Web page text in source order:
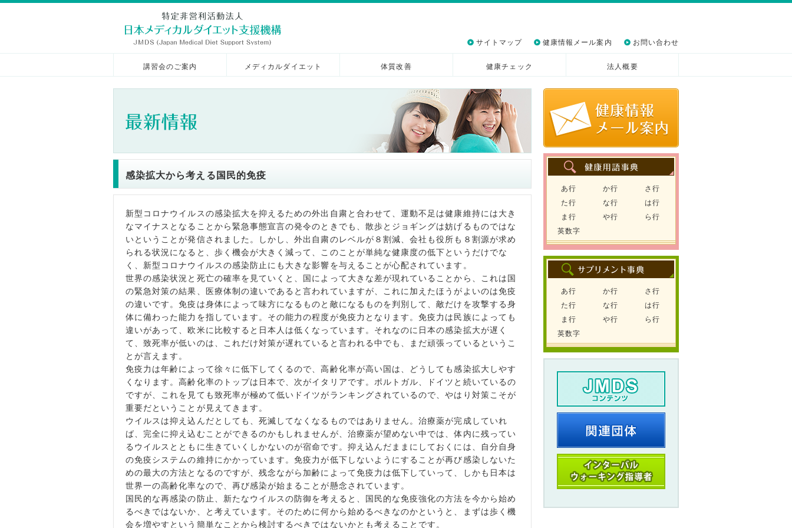
サイトマップ 健康情報メール案内 お問い合わせ
講習会のご案内 メディカルダイエット 体質改善 健康チェック 法人概要
感染拡大から考える国民的免疫
新型コロナウイルスの感染拡大を抑えるための外出自粛と合わせて、運動不足は健康維持には大き
なマイナスとなることから緊急事態宣言の発令のときでも、散歩とジョギングは妨げるものではな
いということが発信されました。しかし、外出自粛のレベルが８割減、会社も役所も８割源が求め
られる状況になると、歩く機会が大きく減って、このことが単純な健康度の低下というだけでな
く、新型コロナウイルスの感染防止にも大きな影響を与えることが心配されています。
世界の感染状況と死亡の確率を見ていくと、国によって大きな差が現れていることから、これは国
の緊急対策の結果、医療体制の違いであると言われていますが、これに加えたほうがよいのは免疫
の違いです。免疫は身体によって味方になるものと敵になるものを判別して、敵だけを攻撃する身
体に備わった能力を指しています。その能力の程度が免疫力となります。免疫力は民族によっても
違いがあって、欧米に比較すると日本人は低くなっています。それなのに日本の感染拡大が遅く
て、致死率が低いのは、これだけ対策が遅れていると言われる中でも、まだ頑張っているというこ
とが言えます。
免疫力は年齢によって徐々に低下してくるので、高齢化率が高い国は、どうしても感染拡大しやす
くなります。高齢化率のトップは日本で、次がイタリアです。ポルトガル、ドイツと続いているの
ですが、これを見ても致死率が極めて低いドイツがランキングされているので、やはり対策こそが
重要だということが見えてきます。
ウイルスは抑え込んだとしても、死滅してなくなるものではありません。治療薬が完成していれ
ば、完全に抑え込むことができるのかもしれませんが、治療薬が望めない中では、体内に残ってい
るウイルスとともに生きていくしかないのが宿命です。抑え込んだままにしておくには、自分自身
の免疫システムの維持にかかっています。免疫力が低下しないようにすることが再び感染しないた
めの最大の方法となるのですが、残念ながら加齢によって免疫力は低下していって、しかも日本は
世界一の高齢化率なので、再び感染が始まることが懸念されています。
国民的な再感染の防止、新たなウイルスの防御を考えると、国民的な免疫強化の方法を今から始め
るべきではないか、と考えています。そのために何から始めるべきなのかというと、まずは歩く機
会を増やすという簡単なことから検討するべきではないかとも考えることです。
あ行 か行
さ行
た行
な行
は行
ま行
や行
ら行
英数字
あ行 か行
さ行
た行
な行
は行
ま行
や行
ら行
英数字